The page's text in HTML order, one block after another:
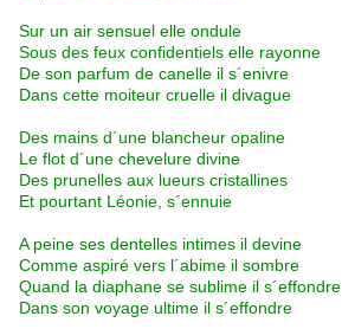
Sur un air sensuel elle ondule
Sous des feux confidentiels elle rayonne
De son parfum de canelle il s´enivre
Dans cette moiteur cruelle il divague
Des mains d´une blancheur opaline
Le flot d´une chevelure divine
Des prunelles aux lueurs cristallines
Et pourtant Léonie, s´ennuie
A peine ses dentelles intimes il devine
Comme aspiré vers l´abime il sombre
Quand la diaphane se sublime il s´effondre
Dans son voyage ultime il s´effondre